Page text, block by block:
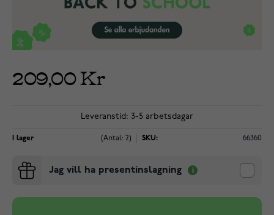
209,00 Kr
Leveranstid: 3-5 arbetsdagar
I lager (Antal: 2) SKU: 66360
Jag vill ha presentinslagning